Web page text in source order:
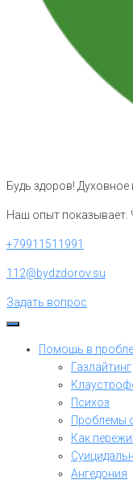
Будь здоров!
Наш опыт
+79911511991
112@bydzdorov.su
Задать вопрос
Помощь в
Газлайтинг
Психоз
Проблемы
Как
Ангедония